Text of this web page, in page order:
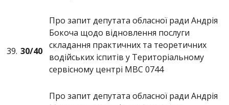
39. 30/40
Про запит депутата обласної ради Андрія
Бокоча щодо відновлення послуги
складання практичних та теоретичних
водійських іспитів у Територіальному
сервісному центрі МВС 0744
Про запит депутата обласної ради Андрія